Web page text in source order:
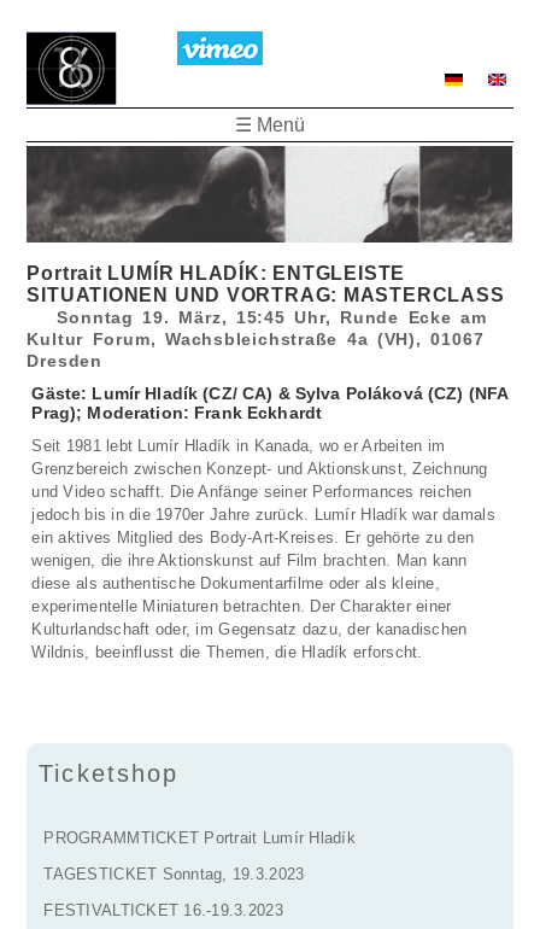
☰ Menü
Portrait LUMÍR HLADÍK: ENTGLEISTE
SITUATIONEN UND VORTRAG: MASTERCLASS
Sonntag 19. März, 15:45 Uhr, Runde Ecke am
Kultur Forum, Wachsbleichstraße 4a (VH), 01067
Dresden
Gäste: Lumír Hladík (CZ/ CA) & Sylva Poláková (CZ) (NFA
Prag); Moderation: Frank Eckhardt
Seit 1981 lebt Lumír Hladík in Kanada, wo er Arbeiten im
Grenzbereich zwischen Konzept- und Aktionskunst, Zeichnung
und Video schafft. Die Anfänge seiner Performances reichen
jedoch bis in die 1970er Jahre zurück. Lumír Hladík war damals
ein aktives Mitglied des Body-Art-Kreises. Er gehörte zu den
wenigen, die ihre Aktionskunst auf Film brachten. Man kann
diese als authentische Dokumentarfilme oder als kleine,
experimentelle Miniaturen betrachten. Der Charakter einer
Kulturlandschaft oder, im Gegensatz dazu, der kanadischen
Wildnis, beeinflusst die Themen, die Hladík erforscht.
Ticketshop
PROGRAMMTICKET Portrait Lumír Hladík
TAGESTICKET Sonntag, 19.3.2023
FESTIVALTICKET 16.-19.3.2023